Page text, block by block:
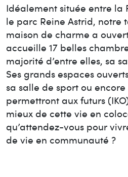
Idéalement située entre la
le parc Reine Astrid, notre
maison de charme a
accueille 17 belles
majorité d’entre elles, sa
Ses grands espaces
sa salle de sport ou
permettront aux futurs
mieux de cette vie en
qu’attendez-vous pour
de vie en communauté ?